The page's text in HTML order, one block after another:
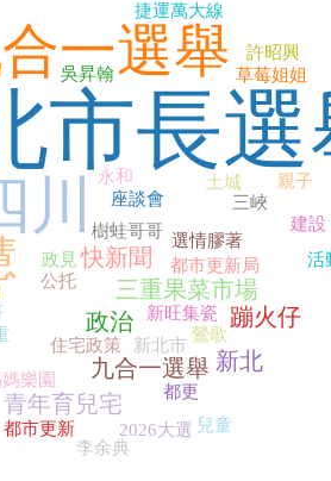
市長選
川
一選舉
政治
三重果菜市場
蹦火仔
快新聞
新北
青年育兒宅
九合一選舉
公托
建設
樂園
樹蛙哥哥
新北市
土城
活
兒童
座談會
草莓姐姐
親子
吳昇翰
政見
都市更新
都市更新局
都更
2026大選
選情膠著
住宅政策
新旺集瓷
永和
三峽
李余典
許昭興
鶯歌
捷運萬大線